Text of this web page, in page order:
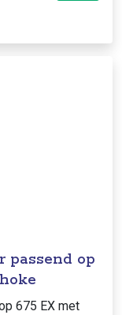
passend op
675 EX met